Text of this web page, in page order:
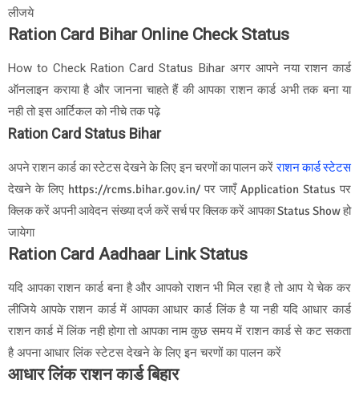
लीजये
Ration Card Bihar Online Check Status
How to Check Ration Card Status Bihar अगर आपने नया राशन कार्ड
ऑनलाइन कराया है और जानना चाहते हैं की आपका राशन कार्ड अभी तक बना या
नही तो इस आर्टिकल को नीचे तक पढ़े
Ration Card Status Bihar
अपने राशन कार्ड का स्टेटस देखने के लिए इन चरणों का पालन करेंराशन कार्ड स्टेटस
देखने के लिए https://rcms.bihar.gov.in/ पर जाएँ Application Status पर
क्लिक करें अपनी आवेदन संख्या दर्ज करें सर्च पर क्लिक करें आपका Status Show हो
जायेगा
Ration Card Aadhaar Link Status
यदि आपका राशन कार्ड बना है और आपको राशन भी मिल रहा है तो आप ये चेक कर
लीजिये आपके राशन कार्ड में आपका आधार कार्ड लिंक है या नही यदि आधार कार्ड
राशन कार्ड में लिंक नही होगा तो आपका नाम कुछ समय में राशन कार्ड से कट सकता
है अपना आधार लिंक स्टेटस देखने के लिए इन चरणों का पालन करें
आधार लिंक राशन कार्ड बिहार